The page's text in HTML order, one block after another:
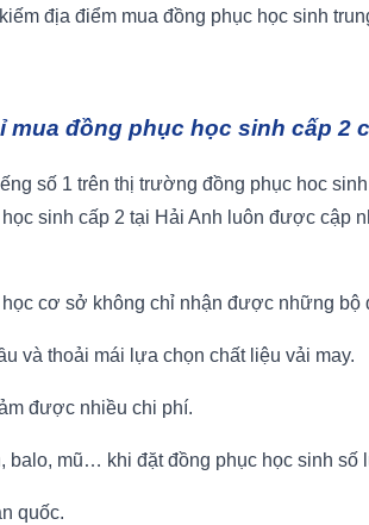
địa điểm mua đồng phục học sinh
mua đồng phục học sinh cấp 2
số 1 trên thị trường đồng phục hoc
sinh cấp 2 tại Hải Anh luôn được
cơ sở không chỉ nhận được những
và thoải mái lựa chọn chất liệu vải may.
được nhiều chi phí.
balo, mũ… khi đặt đồng phục học sinh số
quốc.